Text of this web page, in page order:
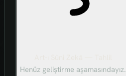
Henüz geliştirme aşamasındayız.